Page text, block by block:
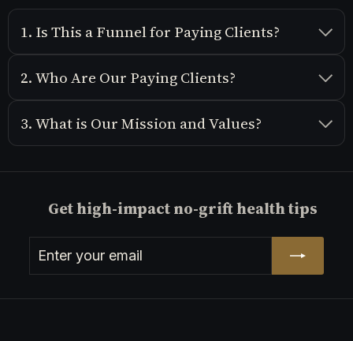
1. Is This a Funnel for Paying Clients?
2. Who Are Our Paying Clients?
3. What is Our Mission and Values?
Get high-impact no-grift health tips
Enter
your
email
Subscribe